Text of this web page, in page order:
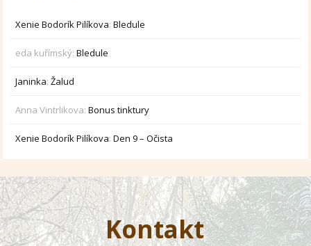
Xenie Bodorík Pilíkova:Bledule
eda kuřímský:Bledule
Janinka:Žalud
Anna Vintrlikova:Bonus tinktury
Xenie Bodorík Pilíkova:Den 9 – Očista
Kontakt